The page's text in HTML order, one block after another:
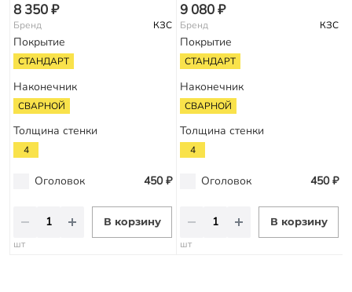
8 350 ₽
Бренд КЗС
Покрытие
СТАНДАРТ
Наконечник
СВАРНОЙ
Толщина стенки
4
Оголовок 450 ₽
В корзину
шт
9 080 ₽
Бренд КЗС
Покрытие
СТАНДАРТ
Наконечник
СВАРНОЙ
Толщина стенки
4
Оголовок 450 ₽
В корзину
шт